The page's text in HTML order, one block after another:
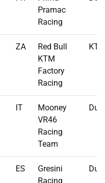
Pramac
Racing
ZA
Red Bull
KTM
Factory
Racing
IT
Mooney
VR46
Racing
Team
ES
Gresini
Racing